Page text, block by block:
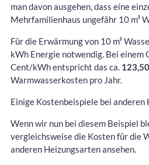
man davon ausgehen, dass eine
Mehrfamilienhaus ungefähr 10 m³
Für die Erwärmung von 10 m³
kWh Energie notwendig. Bei einem
Cent/kWh entspricht das ca.
Warmwasserkosten pro Jahr.
Einige Kostenbeispiele bei anderen
Wenn wir nun bei diesem Beispiel
vergleichsweise die Kosten für die
anderen Heizungsarten ansehen.